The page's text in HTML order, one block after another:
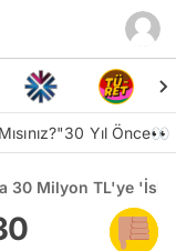
30 Yıl Önce👀
30 Milyon TL'ye